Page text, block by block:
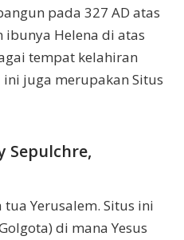
pada 327 AD atas
ibunya Helena di atas
tempat kelahiran
ini juga merupakan Situs
Sepulchre,
Yerusalem. Situs ini
di mana Yesus